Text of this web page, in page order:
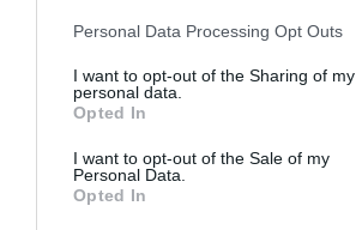
Personal Data Processing Opt Outs
I want to opt-out of the Sharing of my
personal data.
Opted In
I want to opt-out of the Sale of my
Personal Data.
Opted In